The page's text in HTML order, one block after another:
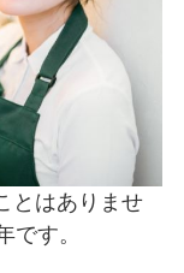
とはありませ
です。